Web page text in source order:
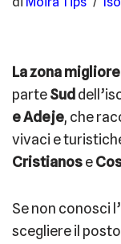
La zona
parteSud
e Adeje, che
vivaci e
Cristianose
Se non conosci
scegliere il